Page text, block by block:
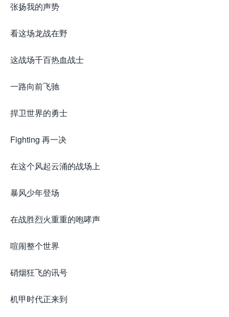
张扬我的声势
看这场龙战在野
这战场千百热血战士
一路向前飞驰
捍卫世界的勇士
Fighting 再一决
在这个风起云涌的战场上
暴风少年登场
在战胜烈火重重的咆哮声
喧闹整个世界
硝烟狂飞的讯号
机甲时代正来到